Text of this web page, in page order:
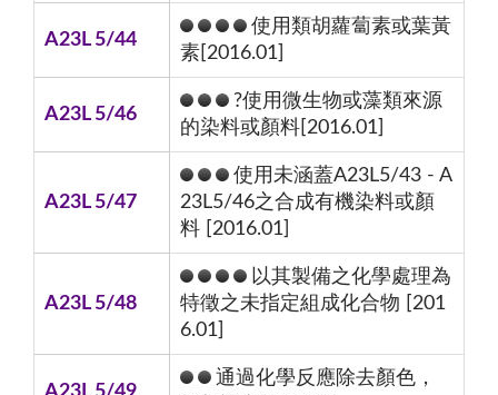
A23L 5/44
使用類胡蘿蔔素或葉黃
素[2016.01]
A23L 5/46
?使用微生物或藻類來源
的染料或顏料[2016.01]
A23L 5/47
使用未涵蓋A23L5/43 - A
23L5/46之合成有機染料或顏
料 [2016.01]
A23L 5/48
以其製備之化學處理為
特徵之未指定組成化合物 [201
6.01]
通過化學反應除去顏色，